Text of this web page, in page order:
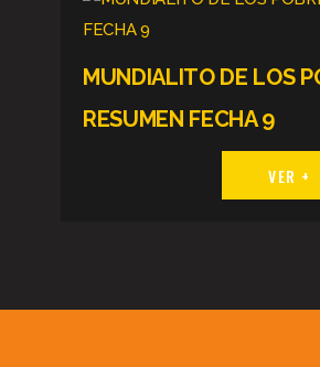
MUNDIALITO DE LOS
RESUMEN FECHA 9
VER +